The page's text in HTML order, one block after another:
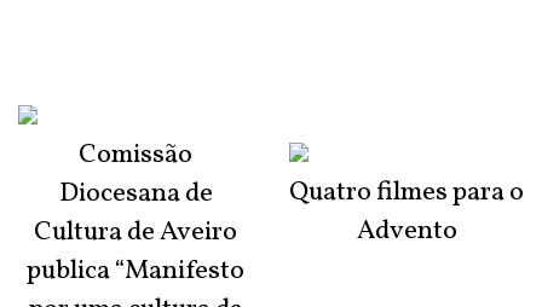
Comissão
Diocesana de
Cultura de Aveiro
publica “Manifesto
Quatro filmes para o
Advento